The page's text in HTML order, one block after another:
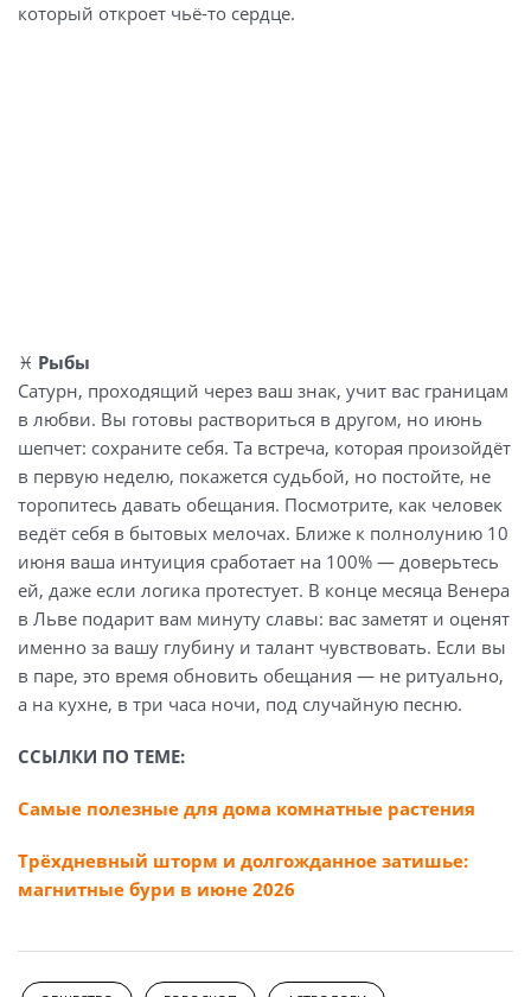
который откроет чьё-то сердце.
♓ Рыбы
Сатурн, проходящий через ваш знак, учит вас границам
в любви. Вы готовы раствориться в другом, но июнь
шепчет: сохраните себя. Та встреча, которая произойдёт
в первую неделю, покажется судьбой, но постойте, не
торопитесь давать обещания. Посмотрите, как человек
ведёт себя в бытовых мелочах. Ближе к полнолунию 10
июня ваша интуиция сработает на 100% — доверьтесь
ей, даже если логика протестует. В конце месяца Венера
в Льве подарит вам минуту славы: вас заметят и оценят
именно за вашу глубину и талант чувствовать. Если вы
в паре, это время обновить обещания — не ритуально,
а на кухне, в три часа ночи, под случайную песню.
ССЫЛКИ ПО ТЕМЕ:
Самые полезные для дома комнатные растения
Трёхдневный шторм и долгожданное затишье:
магнитные бури в июне 2026